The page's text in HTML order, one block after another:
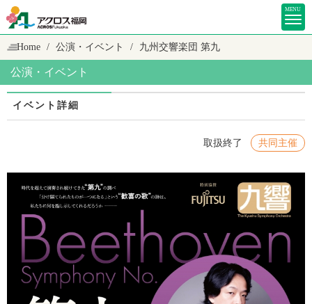
MENU
Home 公演・イベント 九州交響楽団 第九
公演・イベント
イベント詳細
取扱終了 共同主催